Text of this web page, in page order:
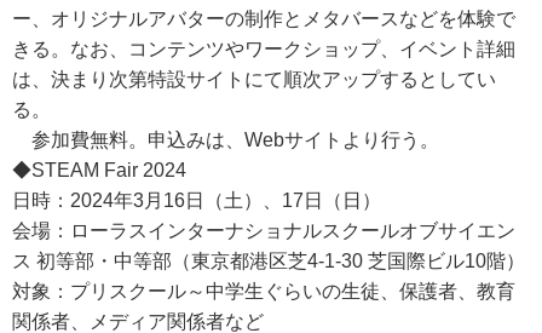
ー、オリジナルアバターの制作とメタバースなどを体験で
きる。なお、コンテンツやワークショップ、イベント詳細
は、決まり次第特設サイトにて順次アップするとしてい
る。
参加費無料。申込みは、Webサイトより行う。
◆STEAM Fair 2024
日時：2024年3月16日（土）、17日（日）
会場：ローラスインターナショナルスクールオブサイエン
ス 初等部・中等部（東京都港区芝4-1-30 芝国際ビル10階）
対象：プリスクール～中学生ぐらいの生徒、保護者、教育
関係者、メディア関係者など